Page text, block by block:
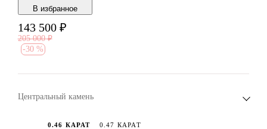
В избранноe
143 500 ₽
205 000 ₽
-30 %
Центральный камень
0.46 КАРАТ 0.47 КАРАТ